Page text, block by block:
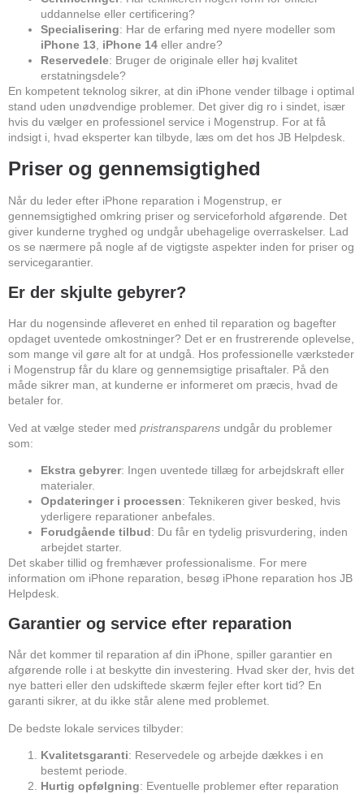
uddannelse eller certificering?
Specialisering: Har de erfaring med nyere modeller som
iPhone 13, iPhone 14 eller andre?
Reservedele: Bruger de originale eller høj kvalitet
erstatningsdele?
En kompetent teknolog sikrer, at din iPhone vender tilbage i optimal
stand uden unødvendige problemer. Det giver dig ro i sindet, især
hvis du vælger en professionel service i Mogenstrup. For at få
indsigt i, hvad eksperter kan tilbyde, læs om det hos JB Helpdesk.
Priser og gennemsigtighed
Når du leder efter iPhone reparation i Mogenstrup, er
gennemsigtighed omkring priser og serviceforhold afgørende. Det
giver kunderne tryghed og undgår ubehagelige overraskelser. Lad
os se nærmere på nogle af de vigtigste aspekter inden for priser og
servicegarantier.
Er der skjulte gebyrer?
Har du nogensinde afleveret en enhed til reparation og bagefter
opdaget uventede omkostninger? Det er en frustrerende oplevelse,
som mange vil gøre alt for at undgå. Hos professionelle værksteder
i Mogenstrup får du klare og gennemsigtige prisaftaler. På den
måde sikrer man, at kunderne er informeret om præcis, hvad de
betaler for.
Ved at vælge steder med pristransparens undgår du problemer
som:
Ekstra gebyrer: Ingen uventede tillæg for arbejdskraft eller
materialer.
Opdateringer i processen: Teknikeren giver besked, hvis
yderligere reparationer anbefales.
Forudgående tilbud: Du får en tydelig prisvurdering, inden
arbejdet starter.
Det skaber tillid og fremhæver professionalisme. For mere
information om iPhone reparation, besøg iPhone reparation hos JB
Helpdesk
Garantier og service efter reparation
Når det kommer til reparation af din iPhone, spiller garantier en
afgørende rolle i at beskytte din investering. Hvad sker der, hvis det
nye batteri eller den udskiftede skærm fejler efter kort tid? En
garanti sikrer, at du ikke står alene med problemet.
De bedste lokale services tilbyder:
Kvalitetsgaranti: Reservedele og arbejde dækkes i en
bestemt periode.
Hurtig opfølgning: Eventuelle problemer efter reparation